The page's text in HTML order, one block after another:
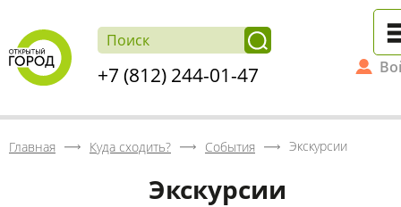
+7 (812) 244-01-47
Главная Куда сходить? События Экскурсии
Экскурсии